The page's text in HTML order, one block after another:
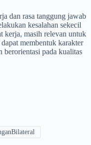
dan rasa tanggung jawab
kesalahan sekecil
kerja, masih relevan untuk
membentuk karakter
pada kualitas